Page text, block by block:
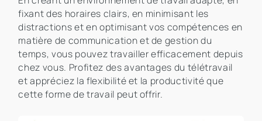
fixant des horaires clairs, en minimisant les
distractions et en optimisant vos compétences en
matière de communication et de gestion du
temps, vous pouvez travailler efficacement depuis
chez vous. Profitez des avantages du télétravail
et appréciez la flexibilité et la productivité que
cette forme de travail peut offrir.